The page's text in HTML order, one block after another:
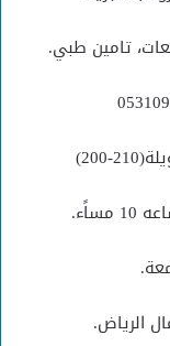
تامين طبي.
الرياض.